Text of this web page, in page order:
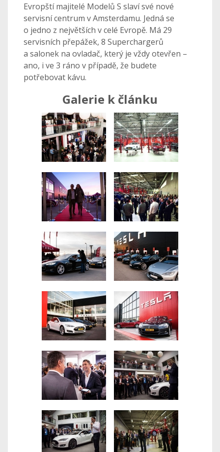
Evropští majitelé Modelů S slaví své nové
servisní centrum v Amsterdamu. Jedná se
o jedno z největších v celé Evropě. Má 29
servisních přepážek, 8 Superchargerů
a salonek na ovladač, který je vždy otevřen –
ano, i ve 3 ráno v případě, že budete
potřebovat kávu.
Galerie k článku